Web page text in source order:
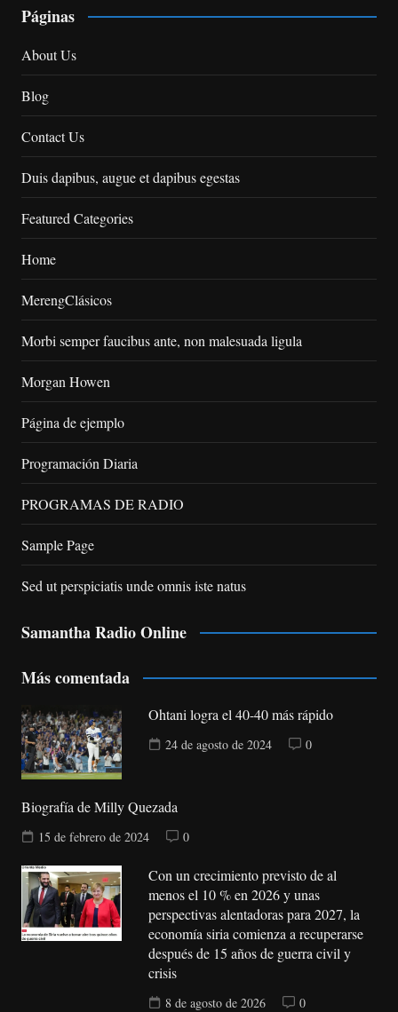
Páginas
About Us
Blog
Contact Us
Duis dapibus, augue et dapibus egestas
Featured Categories
Home
MerengClásicos
Morbi semper faucibus ante, non malesuada ligula
Morgan Howen
Página de ejemplo
Programación Diaria
PROGRAMAS DE RADIO
Sample Page
Sed ut perspiciatis unde omnis iste natus
Samantha Radio Online
Más comentada
Ohtani logra el 40-40 más rápido
24 de agosto de 2024 0
Biografía de Milly Quezada
15 de febrero de 2024 0
Con un crecimiento previsto de al
menos el 10 % en 2026 y unas
perspectivas alentadoras para 2027, la
economía siria comienza a recuperarse
después de 15 años de guerra civil y
crisis
8 de agosto de 2026 0